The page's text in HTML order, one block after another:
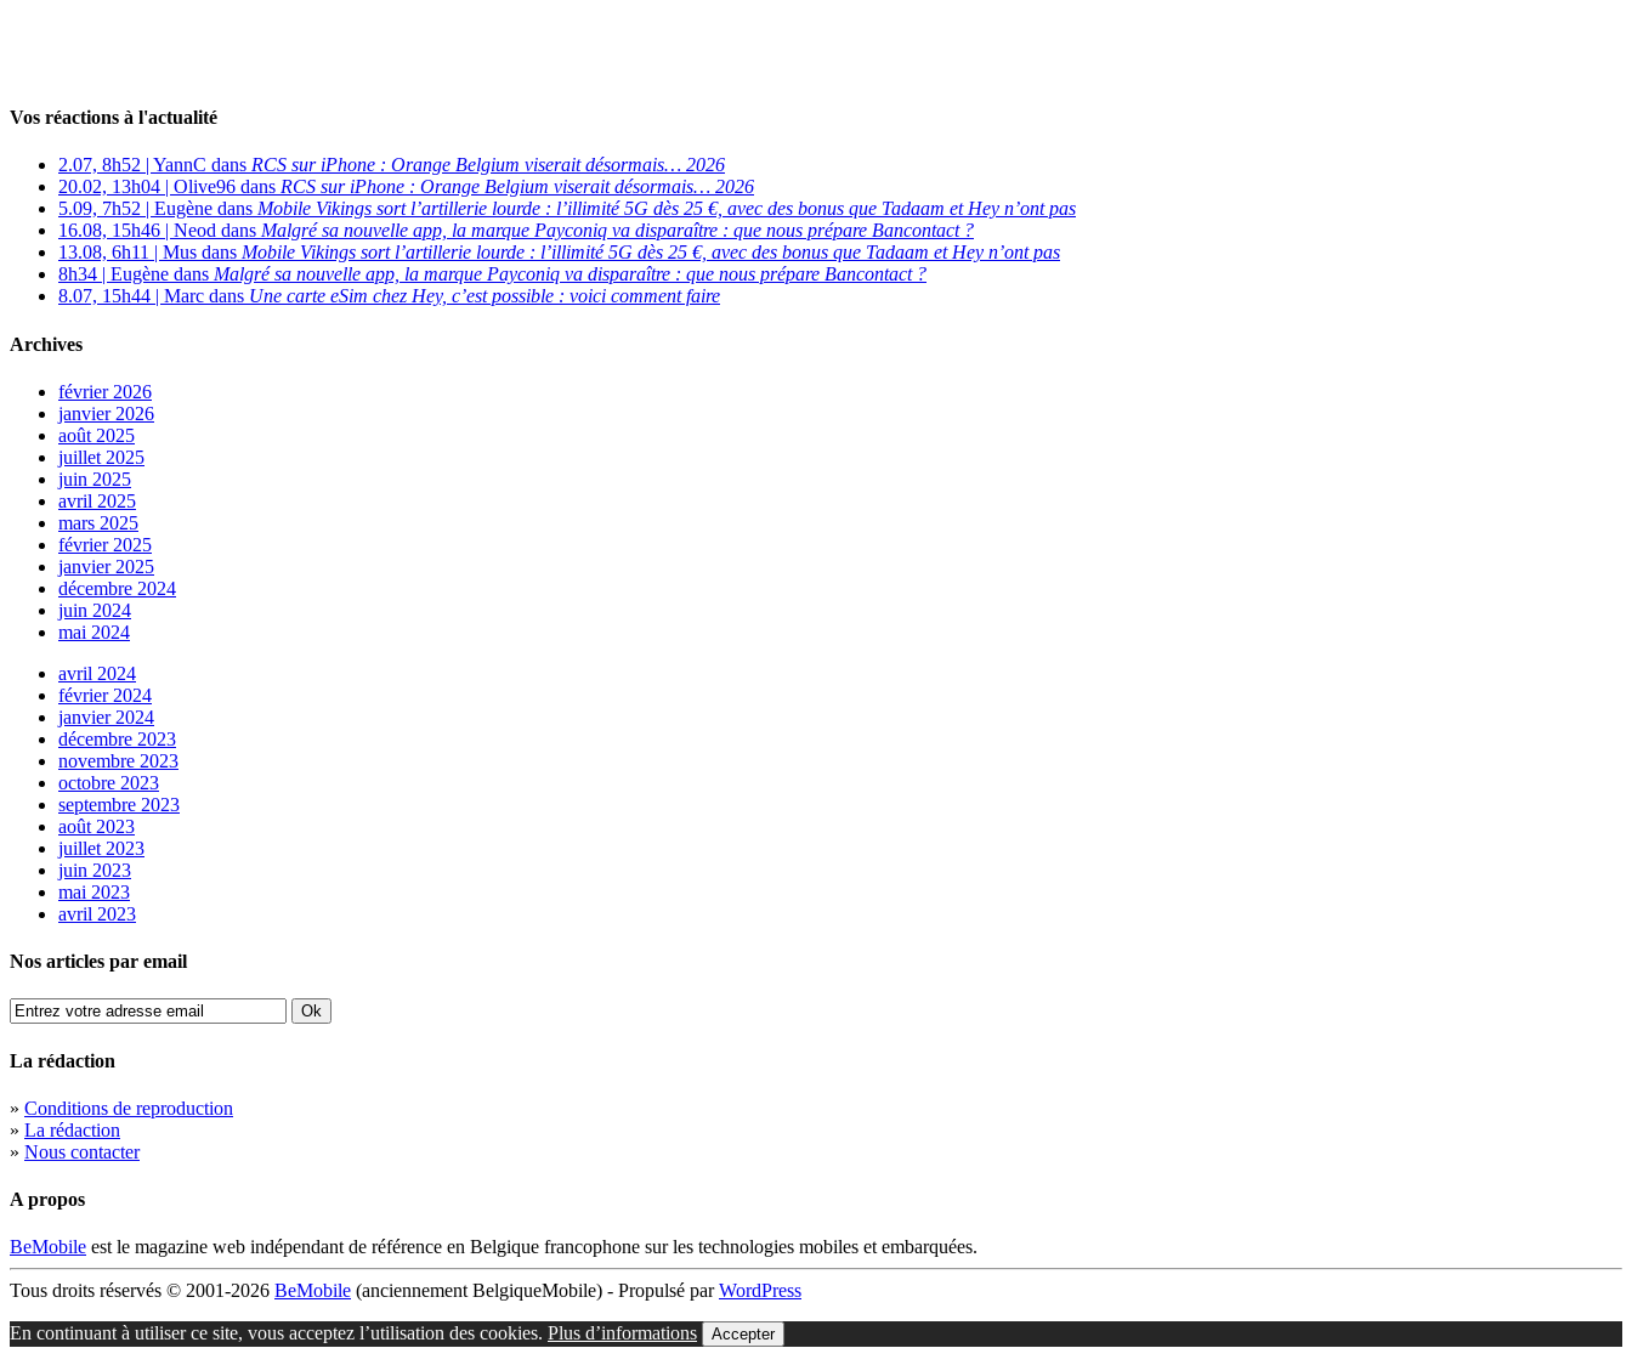
Vos réactions à l'actualité
2.07, 8h52 | YannC dans RCS sur iPhone : Orange Belgium viserait désormais… 2026
20.02, 13h04 | Olive96 dans RCS sur iPhone : Orange Belgium viserait désormais… 2026
5.09, 7h52 | Eugène dans Mobile Vikings sort l’artillerie lourde : l’illimité 5G dès 25 €, avec des bonus que Tadaam et Hey n’ont pas
16.08, 15h46 | Neod dans Malgré sa nouvelle app, la marque Payconiq va disparaître : que nous prépare Bancontact ?
13.08, 6h11 | Mus dans Mobile Vikings sort l’artillerie lourde : l’illimité 5G dès 25 €, avec des bonus que Tadaam et Hey n’ont pas
8h34 | Eugène dans Malgré sa nouvelle app, la marque Payconiq va disparaître : que nous prépare Bancontact ?
8.07, 15h44 | Marc dans Une carte eSim chez Hey, c’est possible : voici comment faire
Archives
février 2026
janvier 2026
août 2025
juillet 2025
juin 2025
avril 2025
mars 2025
février 2025
janvier 2025
décembre 2024
juin 2024
mai 2024
avril 2024
février 2024
janvier 2024
décembre 2023
novembre 2023
octobre 2023
septembre 2023
août 2023
juillet 2023
juin 2023
mai 2023
avril 2023
Nos articles par email
La rédaction
» Conditions de reproduction
» La rédaction
» Nous contacter
A propos
BeMobile est le magazine web indépendant de référence en Belgique francophone sur les technologies mobiles et embarquées.
Tous droits réservés © 2001-2026 BeMobile (anciennement BelgiqueMobile) - Propulsé parWordPress
En continuant à utiliser ce site, vous acceptez l’utilisation des cookies. Plus d’informations Accepter